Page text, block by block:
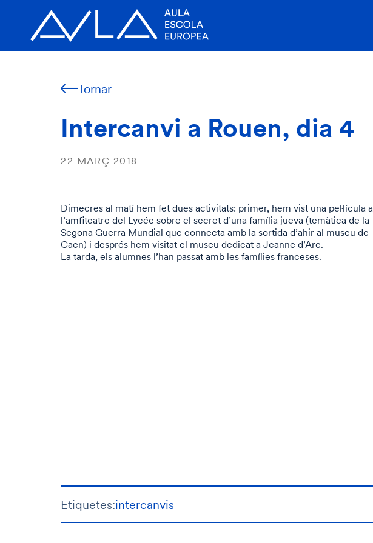
Tornar
Intercanvi a Rouen, dia 4
22 MARÇ 2018
Dimecres al matí hem fet dues activitats: primer, hem vist una pel·lícula a
l’amfiteatre del Lycée sobre el secret d’una família jueva (temàtica de la
Segona Guerra Mundial que connecta amb la sortida d’ahir al museu de
Caen) i després hem visitat el museu dedicat a Jeanne d’Arc.
La tarda, els alumnes l’han passat amb les famílies franceses.
Etiquetes:intercanvis